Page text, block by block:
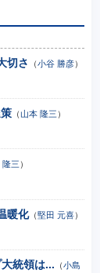
切さ
（小谷 勝彦）
（山本 隆三 ）
隆三 ）
暖化（堅田 元喜）
統領は... （小島